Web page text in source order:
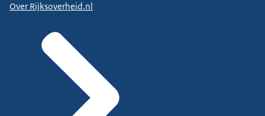
Over Rijksoverheid.nl